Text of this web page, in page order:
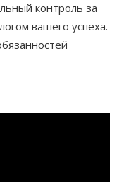
контроль за
вашего успеха.